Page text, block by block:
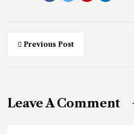
Previous Post
Leave A Comment